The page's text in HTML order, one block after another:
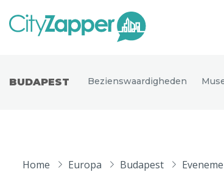
Nederland
Europa
BUDAPEST Bezienswaardigheden
Home Europa Budapest